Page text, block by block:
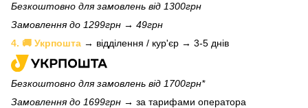
Безкоштовно для замовлень від 1300грн
Замовлення до 1299грн → 49грн
4. 🚚 Укрпошта → відділення / кур'єр → 3-5 днів
Безкоштовно для замовлень від 1700грн*
Замовлення до 1699грн → за тарифами оператора